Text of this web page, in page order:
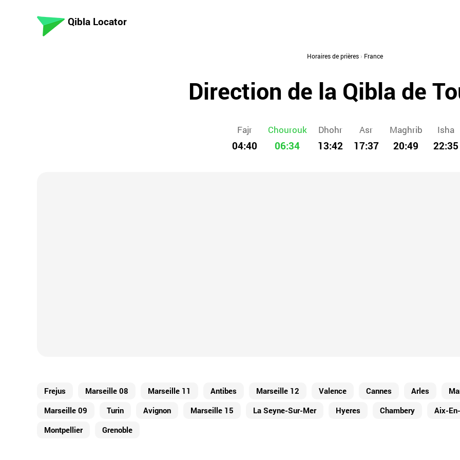
Qibla Locator
Horaires de prières › France
Direction de la Qibla de
Fajr
04:40
Chourouk
06:34
Dhohr
13:42
Asr
17:37
Maghrib
20:49
Isha
22:35
Frejus Marseille 08 Marseille 11 Antibes Marseille 12 Valence Cannes Arles
Marseille 09
Turin Avignon Marseille 15 La Seyne-Sur-Mer Hyeres Chambery Aix-
Montpellier
Grenoble